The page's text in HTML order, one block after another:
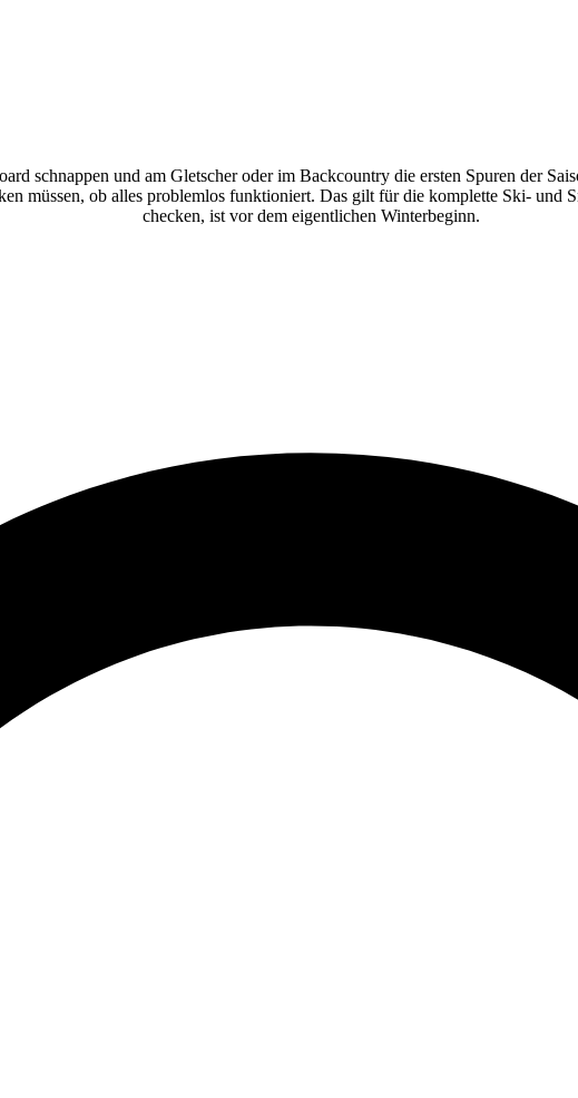
schnappen und am Gletscher oder im Backcountry die ersten Spuren der
müssen, ob alles problemlos funktioniert. Das gilt für die komplette Ski- und
checken, ist vor dem eigentlichen Winterbeginn.